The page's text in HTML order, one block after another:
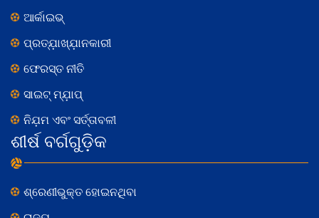
ଆର୍କାଇଭ୍
ପ୍ରତ୍ଯ଼ାଖ୍ଯ଼ାନକାରୀ
ଫେରସ୍ତ ନୀତି
ସାଇଟ୍ ମ୍ଯ଼ାପ୍
ନିଯ଼ମ ଏବଂ ସର୍ତ୍ତାବଳୀ
ଶୀର୍ଷ ବର୍ଗଗୁଡ଼ିକ
ଶ୍ରେଣୀଭୁକ୍ତ ହୋଇନଥିବା